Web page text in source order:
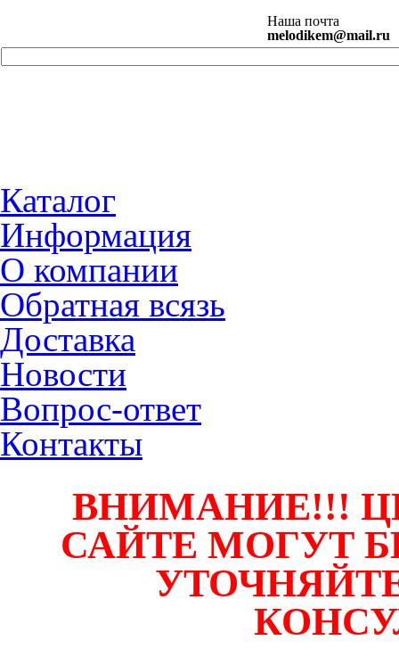
Наша почта
melodikem@mail.ru
Каталог
Информация
О компании
Обратная всязь
Доставка
Новости
Вопрос-ответ
Контакты
ВНИМАНИЕ!!!
САЙТЕ МОГУТ